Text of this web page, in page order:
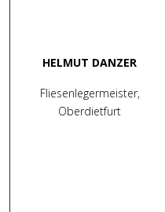
HELMUT DANZER
Fliesenlegermeister,
Oberdietfurt